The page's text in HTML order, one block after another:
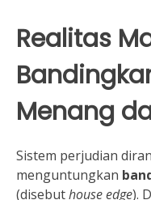
Realitas
Menang
Sistem perjudian
menguntungkan
(disebuthouse edge).